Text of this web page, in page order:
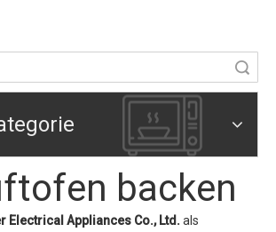
backen
Electrical Appliances Co., Ltd. als